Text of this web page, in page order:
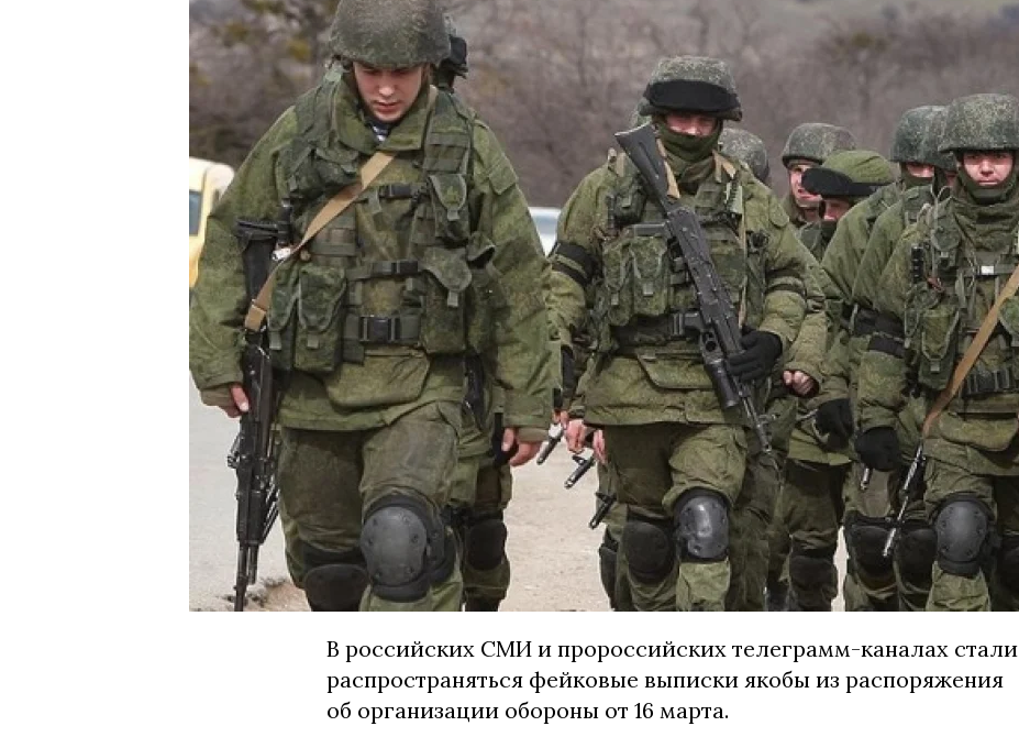
В российских СМИ и пророссийских телеграмм-каналах стали
распространяться фейковые выписки якобы из распоряжения
об организации обороны от 16 марта.